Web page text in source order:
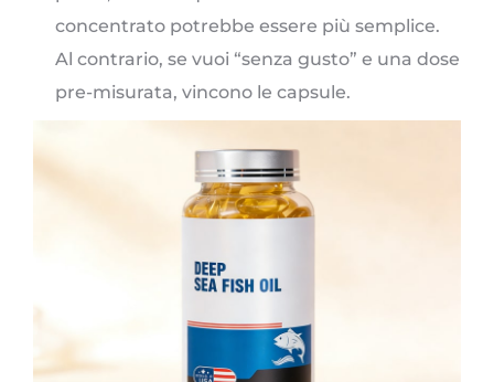
concentrato potrebbe essere più semplice.
Al contrario, se vuoi “senza gusto” e una dose
pre-misurata, vincono le capsule.